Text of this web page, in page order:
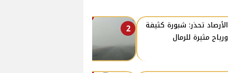
2
الأرصاد تحذر: شبورة كثيفة
ورياح مثيرة للرمال